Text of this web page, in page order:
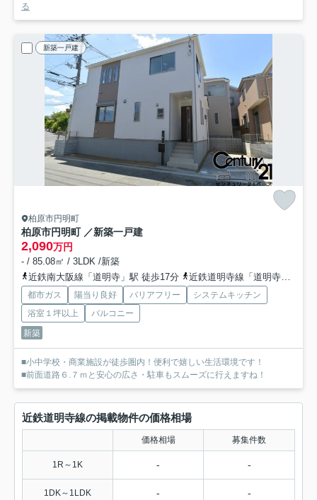
る
新築一戸建
柏原市円明町
柏原市円明町 ／新築一戸建
2,090万円
- / 85.08㎡ / 3LDK /新築
近鉄南大阪線「道明寺」駅 徒歩17分
近鉄道明寺線「道明寺」駅 徒歩17分
都市ガス 陽当り良好 バリアフリー
システムキッチン
浴室１坪以上
バルコニー
新築
■小中学校・商業施設が徒歩圏内！便利で嬉しい生活環境です！
■前面道路６.７ｍと安心の広さ・駐車もスムーズに行えますね！
近鉄道明寺線の掲載物件の価格相場
価格相場 募集件数
1R～1K - -
1DK～1LDK - -